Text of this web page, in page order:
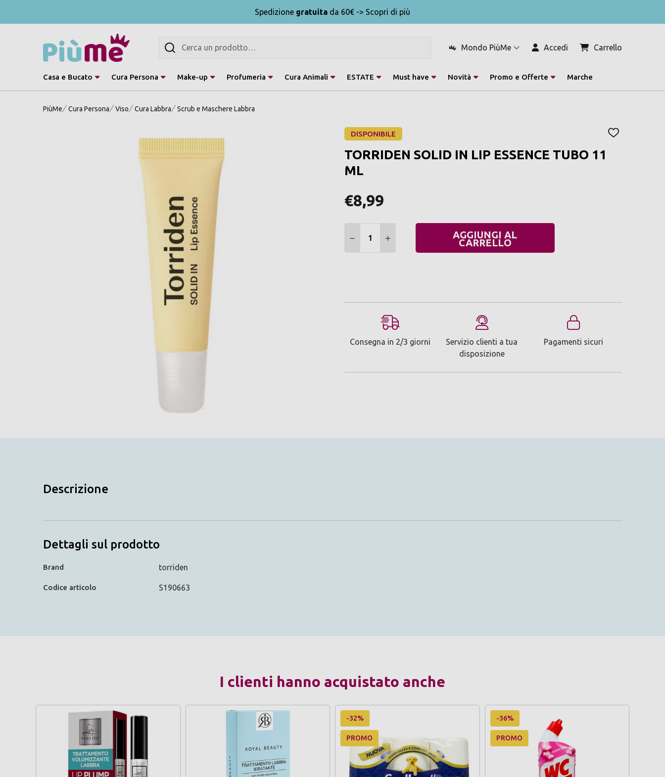
Spedizione gratuita da 60€ -> Scopri di più
Mondo PiùMe Accedi Carrello
Cerca
Casa e Bucato Cura Persona Make-up Profumeria Cura Animali ESTATE Must have Novità Promo e Offerte Marche
PiùMe Cura Persona Viso Cura Labbra Scrub e Maschere Labbra
DISPONIBILE
AGGIUNGI
TORRIDEN SOLID IN LIP ESSENCE TUBO 11
ML
€8,99
DIMINUIRE QUANTITÀ:
AUMENTARE QUANTITÀ:AGGIUNGI AL
CARRELLO
Consegna in 2/3 giorni
Servizio clienti a tua
disposizione
Pagamenti sicuri
Descrizione
Dettagli sul prodotto
Brand torriden
Codice articolo S190663
I clienti hanno acquistato anche
-32%
PROMO
-36%
PROMO